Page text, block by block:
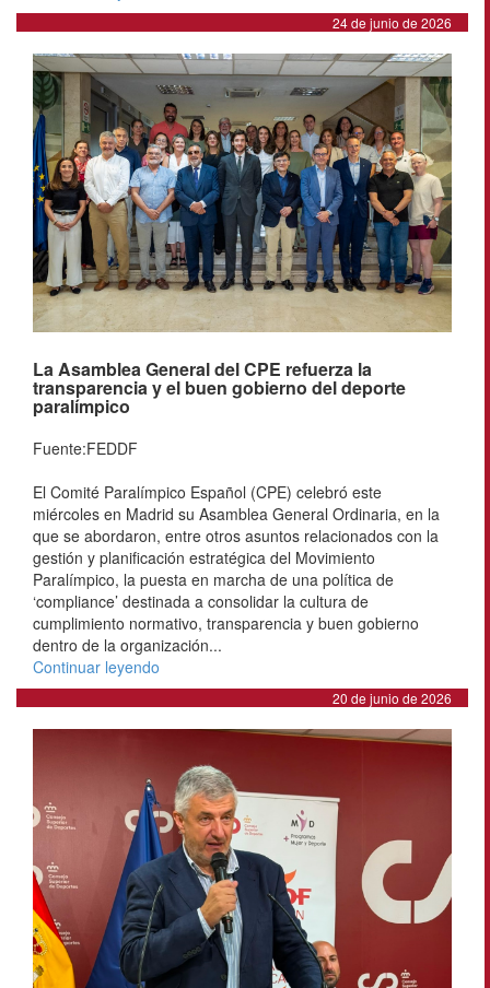
24 de junio de 2026
La Asamblea General del CPE refuerza la
transparencia y el buen gobierno del deporte
paralímpico
Fuente:FEDDF
El Comité Paralímpico Español (CPE) celebró este
miércoles en Madrid su Asamblea General Ordinaria, en la
que se abordaron, entre otros asuntos relacionados con la
gestión y planificación estratégica del Movimiento
Paralímpico, la puesta en marcha de una política de
‘compliance’ destinada a consolidar la cultura de
cumplimiento normativo, transparencia y buen gobierno
dentro de la organización...
Continuar leyendo
20 de junio de 2026